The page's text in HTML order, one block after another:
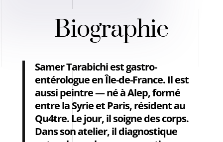
Biographie
Samer Tarabichi est gastro-
entérologue en Île-de-France. Il est
aussi peintre — né à Alep, formé
entre la Syrie et Paris, résident au
Qu4tre. Le jour, il soigne des corps.
Dans son atelier, il diagnostique